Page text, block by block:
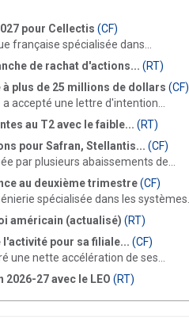
pour Cellectis (CF)
française spécialisée dans...
de rachat d'actions... (RT)
plus de 25 millions de dollars (CF)
accepté une lettre d'intention...
au T2 avec le faible... (RT)
pour Safran, Stellantis... (CF)
par plusieurs abaissements de...
au deuxième trimestre(CF)
spécialisée dans les systèmes...
américain (actualisé) (RT)
l'activité pour sa filiale... (CF)
une nette accélération de ses...
2026-27 avec le LEO (RT)